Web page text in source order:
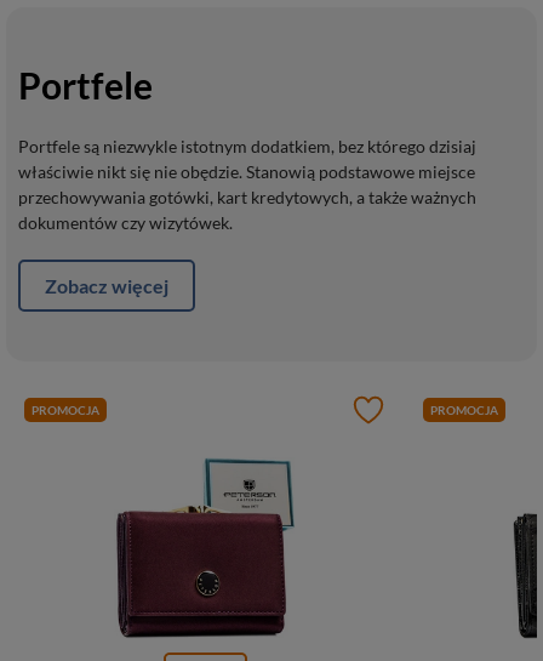
Portfele
Portfele są niezwykle istotnym dodatkiem, bez którego dzisiaj
właściwie nikt się nie obędzie. Stanowią podstawowe miejsce
przechowywania gotówki, kart kredytowych, a także ważnych
dokumentów czy wizytówek.
Zobacz więcej
PROMOCJA PROMOCJA